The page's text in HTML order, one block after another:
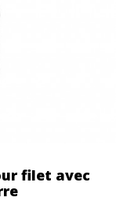
filet avec